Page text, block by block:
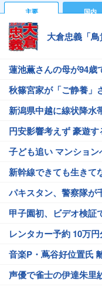
主要 国内
大倉忠義「
蓮池薫さんの母が94歳
秋篠宮家が「ご静養」
新潟県中越に線状降水
円安影響考えず 豪遊す
子ども追い マンション
新幹線できても生きて
パキスタン、警察隊が
甲子園初、ビデオ検証
レンタカー予約 10万
音楽P・蔦谷好位置氏
声優で雀士の伊達朱里